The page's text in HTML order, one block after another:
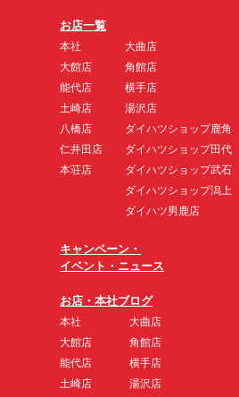
お店一覧
本社
大館店
能代店
土崎店
八橋店
仁井田店
本荘店
大曲店
角館店
横手店
湯沢店
ダイハツショップ鹿角
ダイハツショップ田代
ダイハツショップ武石
ダイハツショップ潟上
ダイハツ男鹿店
キャンペーン・
イベント・ニュース
お店・本社ブログ
本社
大館店
能代店
土崎店
大曲店
角館店
横手店
湯沢店